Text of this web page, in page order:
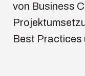
von Business
Best Practices